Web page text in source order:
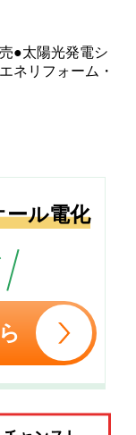
●太陽光発電シ
ネリフォーム・
ール電化